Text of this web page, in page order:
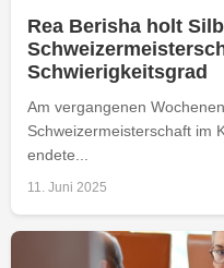
Rea Berisha holt
Schwierigkeitsgrad
Am vergangenen
Schweizermeisterschaft im
endete...
11. Juni 2025